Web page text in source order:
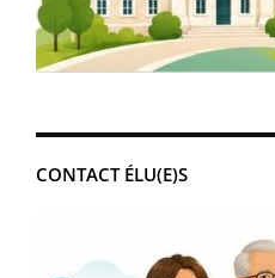
CONTACT ÉLU(E)S